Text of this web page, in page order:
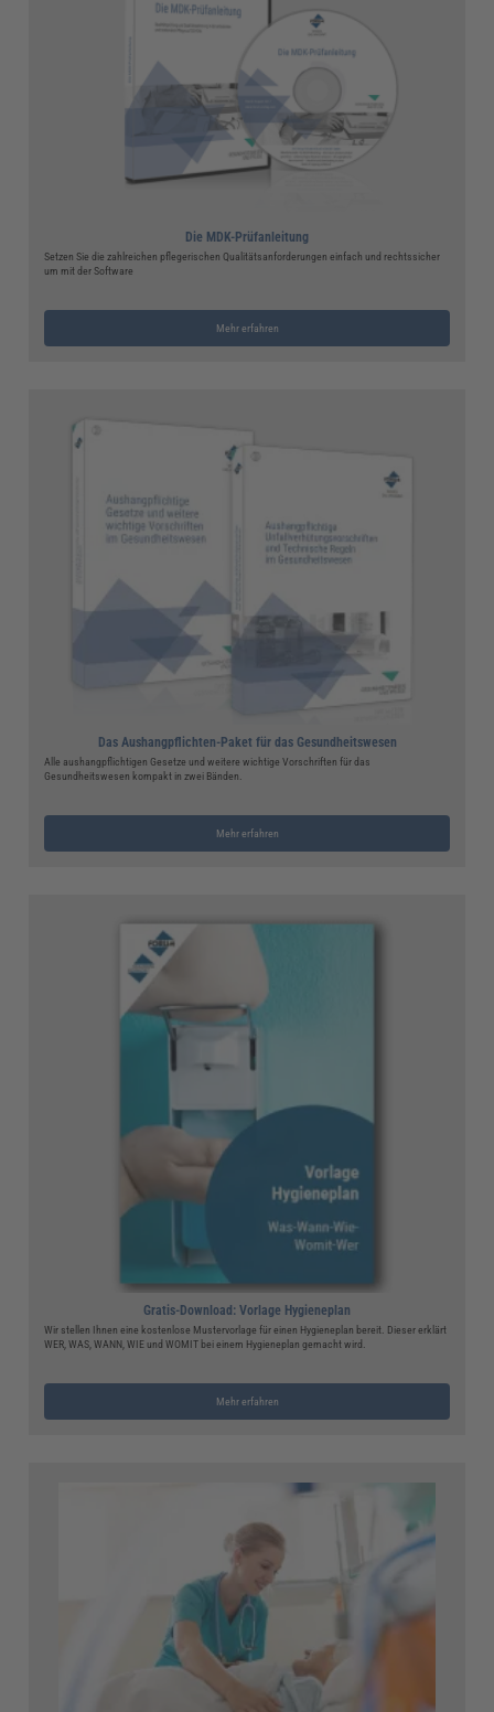
Die MDK-Prüfanleitung
Setzen Sie die zahlreichen pflegerischen Qualitätsanforderungen einfach und rechtssicher
um mit der Software
Mehr erfahren
Das Aushangpflichten-Paket für das Gesundheitswesen
Alle aushangpflichtigen Gesetze und weitere wichtige Vorschriften für das
Gesundheitswesen kompakt in zwei Bänden.
Mehr erfahren
Gratis-Download: Vorlage Hygieneplan
Wir stellen Ihnen eine kostenlose Mustervorlage für einen Hygieneplan bereit. Dieser erklärt
WER, WAS, WANN, WIE und WOMIT bei einem Hygieneplan gemacht wird.
Mehr erfahren